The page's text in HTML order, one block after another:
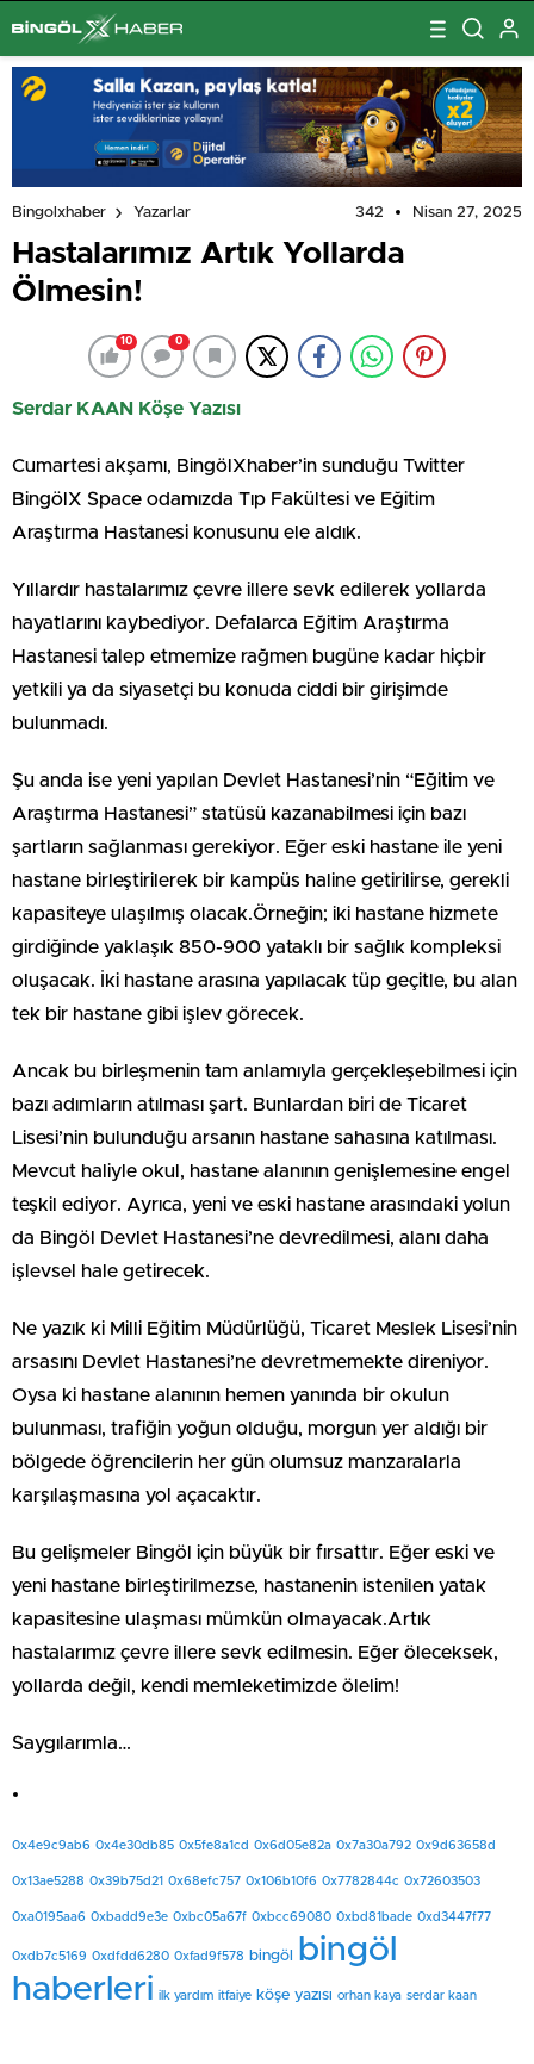
Bingolxhaber Yazarlar 342 Nisan 27, 2025
Hastalarımız Artık Yollarda
Ölmesin!
10 0
Serdar KAAN Köşe Yazısı
Cumartesi akşamı, BingölXhaber’in sunduğu Twitter
BingölX Space odamızda Tıp Fakültesi ve Eğitim
Araştırma Hastanesi konusunu ele aldık.
Yıllardır hastalarımız çevre illere sevk edilerek yollarda
hayatlarını kaybediyor. Defalarca Eğitim Araştırma
Hastanesi talep etmemize rağmen bugüne kadar hiçbir
yetkili ya da siyasetçi bu konuda ciddi bir girişimde
bulunmadı.
Şu anda ise yeni yapılan Devlet Hastanesi’nin “Eğitim ve
Araştırma Hastanesi” statüsü kazanabilmesi için bazı
şartların sağlanması gerekiyor. Eğer eski hastane ile yeni
hastane birleştirilerek bir kampüs haline getirilirse, gerekli
kapasiteye ulaşılmış olacak.Örneğin; iki hastane hizmete
girdiğinde yaklaşık 850-900 yataklı bir sağlık kompleksi
oluşacak. İki hastane arasına yapılacak tüp geçitle, bu alan
tek bir hastane gibi işlev görecek.
Ancak bu birleşmenin tam anlamıyla gerçekleşebilmesi için
bazı adımların atılması şart. Bunlardan biri de Ticaret
Lisesi’nin bulunduğu arsanın hastane sahasına katılması.
Mevcut haliyle okul, hastane alanının genişlemesine engel
teşkil ediyor. Ayrıca, yeni ve eski hastane arasındaki yolun
da Bingöl Devlet Hastanesi’ne devredilmesi, alanı daha
işlevsel hale getirecek.
Ne yazık ki Milli Eğitim Müdürlüğü, Ticaret Meslek Lisesi’nin
arsasını Devlet Hastanesi’ne devretmemekte direniyor.
Oysa ki hastane alanının hemen yanında bir okulun
bulunması, trafiğin yoğun olduğu, morgun yer aldığı bir
bölgede öğrencilerin her gün olumsuz manzaralarla
karşılaşmasına yol açacaktır.
Bu gelişmeler Bingöl için büyük bir fırsattır. Eğer eski ve
yeni hastane birleştirilmezse, hastanenin istenilen yatak
kapasitesine ulaşması mümkün olmayacak.Artık
hastalarımız çevre illere sevk edilmesin. Eğer öleceksek,
yollarda değil, kendi memleketimizde ölelim!
Saygılarımla…
0x4e9c9ab6 0x4e30db85 0x5fe8a1cd 0x6d05e82a 0x7a30a792 0x9d63658d
0x13ae5288 0x39b75d21 0x68efc757 0x106b10f6 0x7782844c 0x72603503
0xa0195aa6 0xbadd9e3e 0xbc05a67f 0xbcc69080 0xbd81bade 0xd3447f77
0xdb7c5169 0xdfdd6280 0xfad9f578 bingöl
bingöl
haberleri ilk yardım itfaiye köşe yazısı orhan kaya serdar kaan